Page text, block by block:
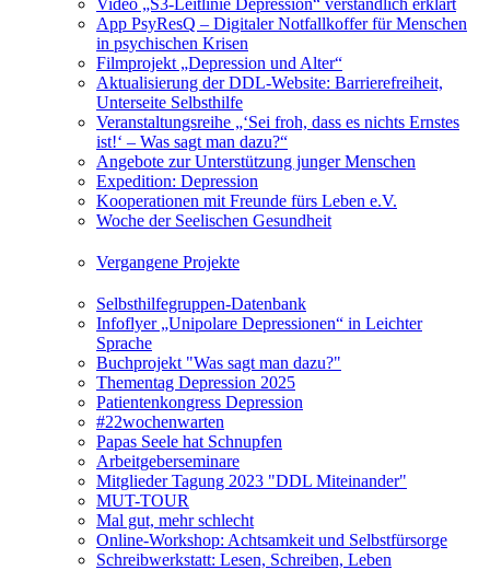
App PsyResQ – Digitaler Notfallkoffer für Menschen
in psychischen Krisen
Filmprojekt „Depression und Alter“
Aktualisierung der DDL-Website: Barrierefreiheit,
Unterseite Selbsthilfe
Veranstaltungsreihe „‘Sei froh, dass es nichts Ernstes
ist!‘ – Was sagt man dazu?“
Angebote zur Unterstützung junger Menschen
Expedition: Depression
Kooperationen mit Freunde fürs Leben e.V.
Woche der Seelischen Gesundheit
Vergangene Projekte
Selbsthilfegruppen-Datenbank
Infoflyer „Unipolare Depressionen“ in Leichter
Sprache
Buchprojekt "Was sagt man dazu?"
Thementag Depression 2025
Patientenkongress Depression
#22wochenwarten
Papas Seele hat Schnupfen
Arbeitgeberseminare
Mitglieder Tagung 2023 "DDL Miteinander"
MUT-TOUR
Mal gut, mehr schlecht
Online-Workshop: Achtsamkeit und Selbstfürsorge
Schreibwerkstatt: Lesen, Schreiben, Leben